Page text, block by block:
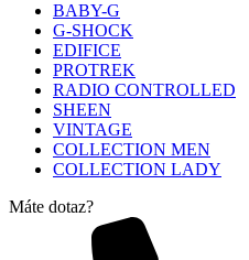
BABY-G
G-SHOCK
EDIFICE
PROTREK
RADIO CONTROLLED
SHEEN
VINTAGE
COLLECTION MEN
COLLECTION LADY
Máte dotaz?